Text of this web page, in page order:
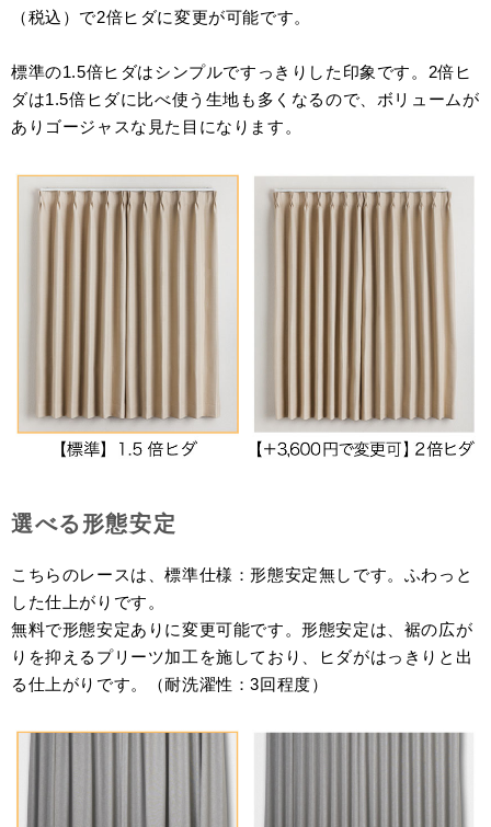
（税込）で2倍ヒダに変更が可能です。
標準の1.5倍ヒダはシンプルですっきりした印象です。2倍ヒ
ダは1.5倍ヒダに比べ使う生地も多くなるので、ボリュームが
ありゴージャスな見た目になります。
選べる形態安定
こちらのレースは、標準仕様：形態安定無しです。ふわっと
した仕上がりです。
無料で形態安定ありに変更可能です。形態安定は、裾の広が
りを抑えるプリーツ加工を施しており、ヒダがはっきりと出
る仕上がりです。（耐洗濯性：3回程度）